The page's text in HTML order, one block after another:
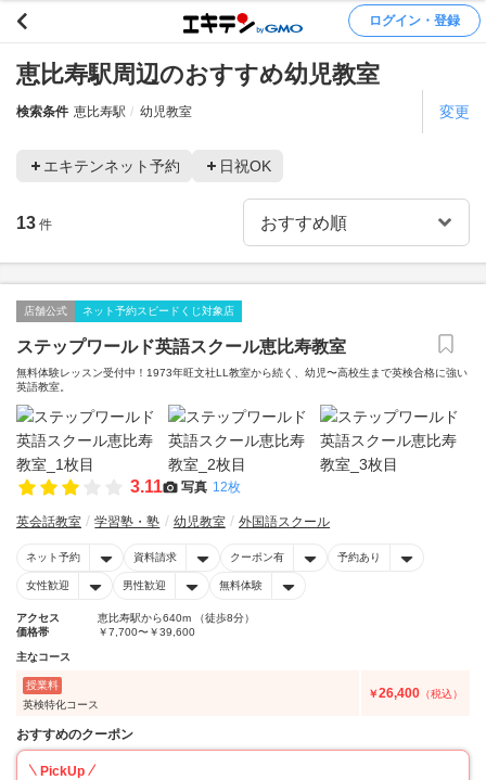
ログイン・登録
恵比寿駅周辺のおすすめ幼児教室
検索条件 恵比寿駅 幼児教室 変更
エキテンネット予約 日祝OK
13 件
店舗公式 ネット予約スピードくじ対象店
ステップワールド英語スクール恵比寿教室
無料体験レッスン受付中！1973年旺文社LL教室から続く、幼児〜高校生まで英検合格に強い
英語教室。
3.11 写真 12枚
英会話教室 学習塾・塾 幼児教室 外国語スクール
ネット予約 資料請求 クーポン有 予約あり
女性歓迎 男性歓迎 無料体験
アクセス
恵比寿駅から640m （徒歩8分）
価格帯
￥7,700〜￥39,600
主なコース
授業料
英検特化コース
￥26,400 （税込）
おすすめのクーポン
PickUp